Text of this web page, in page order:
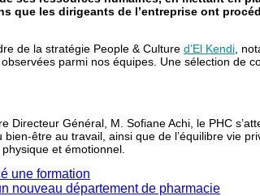
que les dirigeants de l’entreprise ont
de la stratégie People & Culture d’El Kendi ,
parmi nos équipes. Une sélection de
Directeur Général, M. Sofiane Achi, le PHC
bien-être au travail, ainsi que de l’équilibre vie
et émotionnel.
une formation
nouveau département de pharmacie